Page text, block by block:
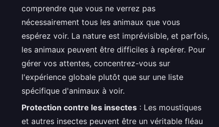
comprendre que vous ne verrez pas
nécessairement tous les animaux que vous
espérez voir. La nature est imprévisible, et parfois,
les animaux peuvent être difficiles à repérer. Pour
gérer vos attentes, concentrez-vous sur
l'expérience globale plutôt que sur une liste
spécifique d'animaux à voir.
Protection contre les insectes : Les moustiques
et autres insectes peuvent être un véritable fléau